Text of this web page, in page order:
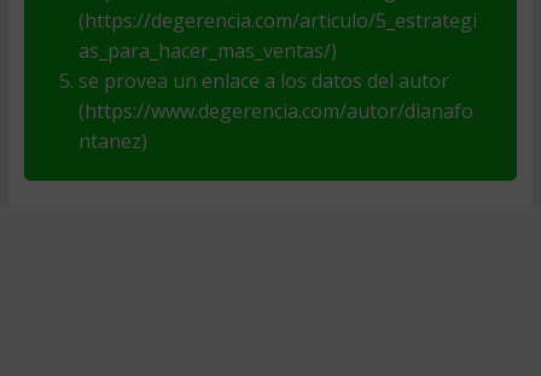
(https://degerencia.com/articulo/5_estrategi
as_para_hacer_mas_ventas/)
se provea un enlace a los datos del autor
(https://www.degerencia.com/autor/dianafo
ntanez)